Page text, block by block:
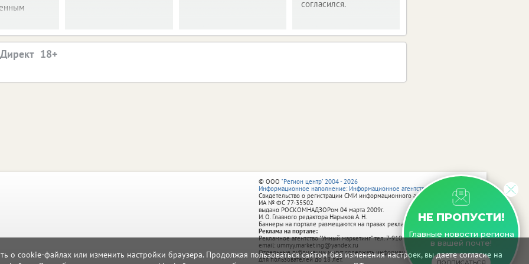
о cookie-файлах или изменить настройки браузера. Продолжая пользоваться сайтом без изменения настроек, вы даете согласие на
согласился.
НЕ ПРОПУСТИ!
Главные новости региона
в вашей почте!
© ООО "Регион центр" 2004 - 2026
Информационное наполнение: Информационное агентство vRossii.ru
Свидетельство о регистрации СМИ информационного агентства vRossii.ru
ИА № ФС 77‑35502
выдано РОСКОМНАДЗОРом 04 марта 2009г.
И. О. Главного редактора Нарыков А. Н.
Баннеры на портале размещаются на правах рекламы.
Реклама на портале:
Рекламное агентство "Умный маркетинг" тел. 7-910-267-70-40,
email: umnyy.marketing@yandex.ru
Отдельные публикации могут содержать информацию, не предназначенную
для пользователей до 18 лет.